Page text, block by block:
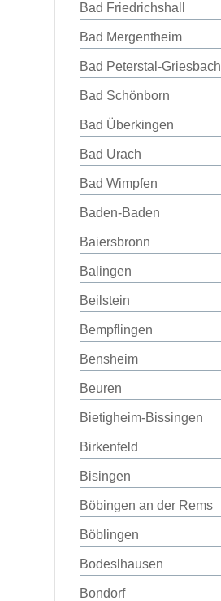
Bad Friedrichshall
Bad Mergentheim
Bad Peterstal-Griesbach
Bad Schönborn
Bad Überkingen
Bad Urach
Bad Wimpfen
Baden-Baden
Baiersbronn
Balingen
Beilstein
Bempflingen
Bensheim
Beuren
Bietigheim-Bissingen
Birkenfeld
Bisingen
Böbingen an der Rems
Böblingen
Bodeslhausen
Bondorf